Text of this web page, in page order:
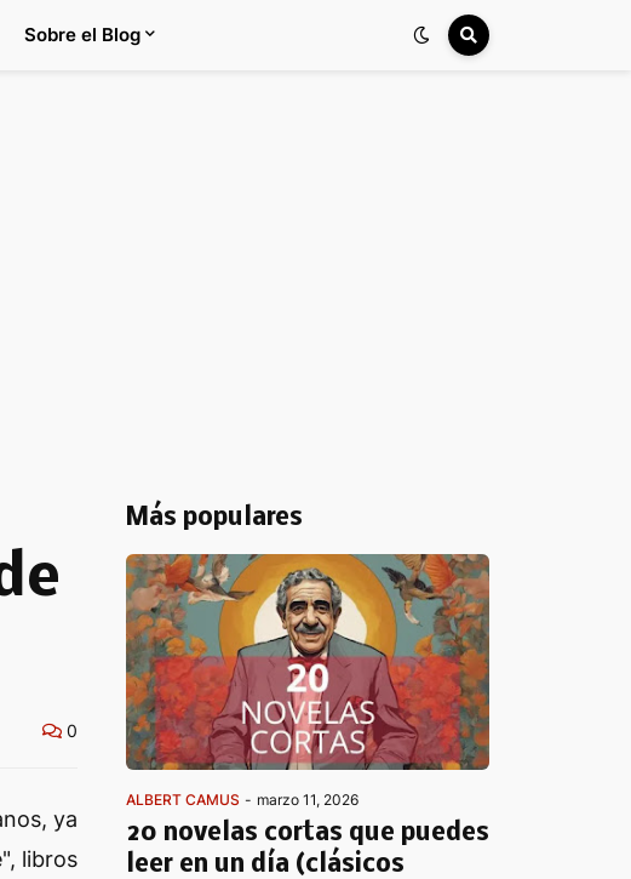
Sobre el Blog
0
ya
libros
Más populares
ALBERT CAMUS - marzo 11, 2026
20 novelas cortas que puedes
leer en un día (clásicos